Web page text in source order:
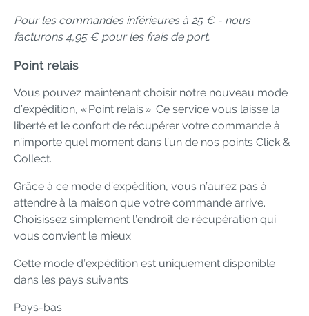
Pour les commandes inférieures à 25 € - nous
facturons 4,95 € pour les frais de port.
Point relais
Vous pouvez maintenant choisir notre nouveau mode
d’expédition, « Point relais ». Ce service vous laisse la
liberté et le confort de récupérer votre commande à
n’importe quel moment dans l’un de nos points Click &
Collect.
Grâce à ce mode d’expédition, vous n’aurez pas à
attendre à la maison que votre commande arrive.
Choisissez simplement l’endroit de récupération qui
vous convient le mieux.
Cette mode d’expédition est uniquement disponible
dans les pays suivants :
Pays-bas